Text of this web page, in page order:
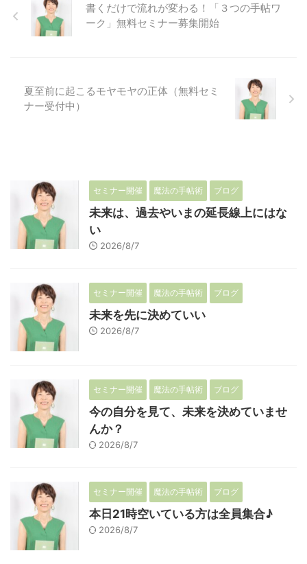
書くだけで流れが変わる！「３つの手帖ワ
ーク」無料セミナー募集開始
夏至前に起こるモヤモヤの正体（無料セミ
ナー受付中）
セミナー開催 魔法の手帖術 ブログ
未来は、過去やいまの延長線上にはな
い
2026/8/7
セミナー開催 魔法の手帖術 ブログ
未来を先に決めていい
2026/8/7
セミナー開催 魔法の手帖術 ブログ
今の自分を見て、未来を決めていませ
んか？
2026/8/7
セミナー開催 魔法の手帖術 ブログ
本日21時空いている方は全員集合♪
2026/8/7